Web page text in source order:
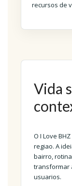
recursos de
Vida
O I Love
regiao. A
bairro,
transformar
usuarios.